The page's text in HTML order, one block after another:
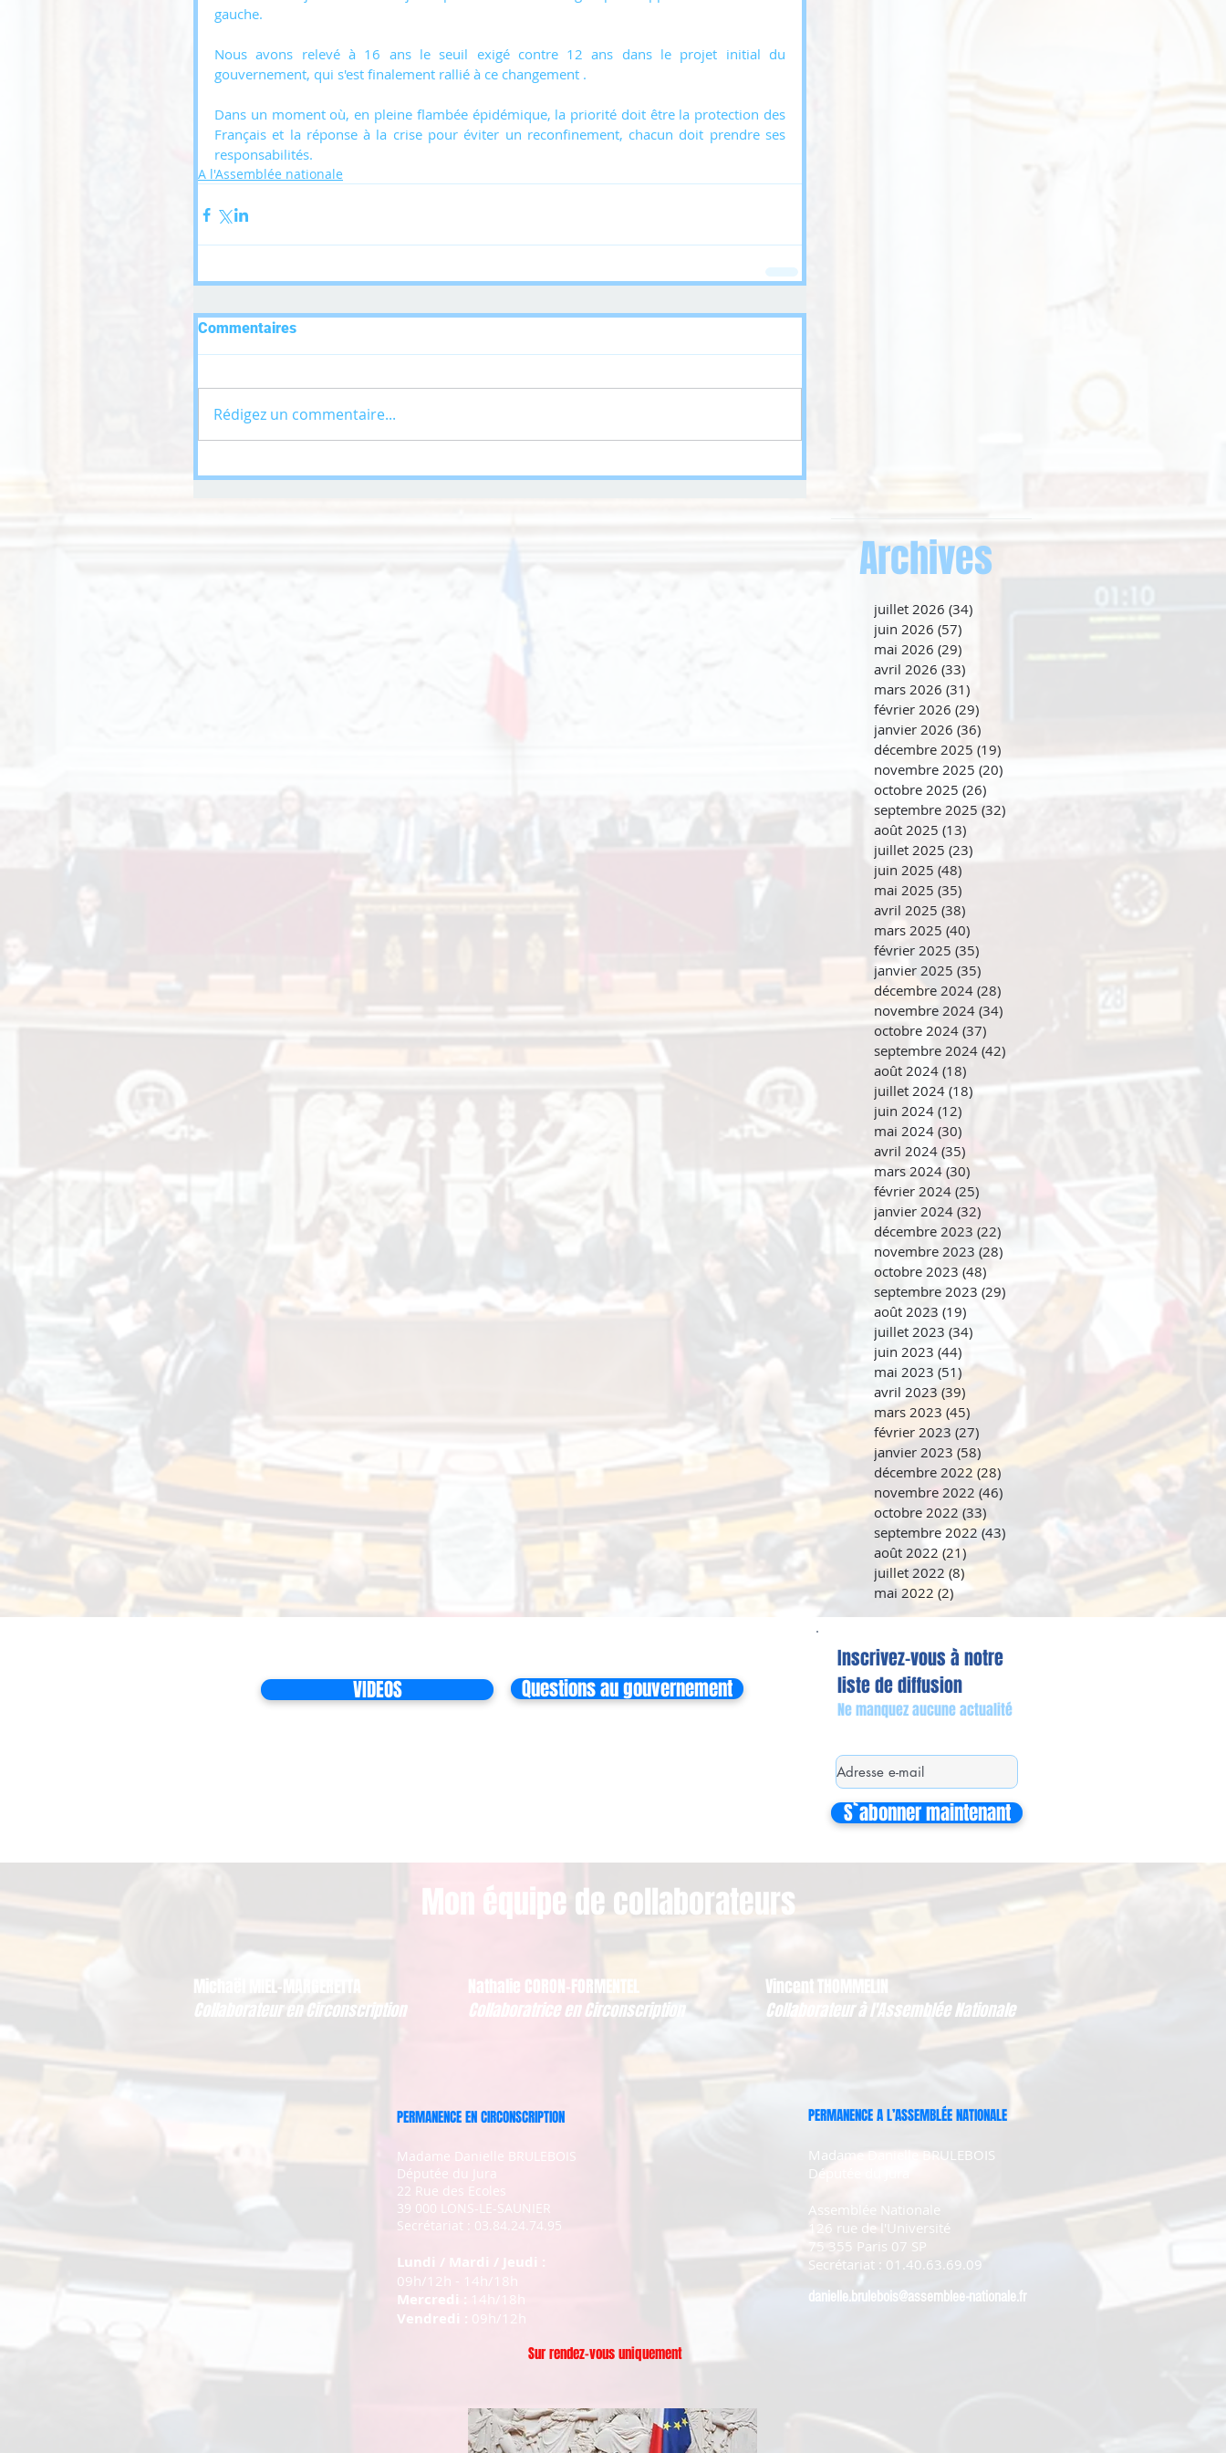
gauche.
Nous avons relevé à 16 ans le seuil exigé contre 12 ans dans le projet initial du
gouvernement, qui s'est finalement rallié à ce changement .
Dans un moment où, en pleine flambée épidémique, la priorité doit être la protection des
Français et la réponse à la crise pour éviter un reconfinement, chacun doit prendre ses
responsabilités.
A l'Assemblée nationale
Commentaires
Rédigez un commentaire...
Archives
juillet 2026 (34)
juin 2026 (57)
mai 2026 (29)
avril 2026 (33)
mars 2026 (31)
février 2026 (29)
janvier 2026 (36)
décembre 2025 (19)
novembre 2025 (20)
octobre 2025 (26)
septembre 2025 (32)
août 2025 (13)
juillet 2025 (23)
juin 2025 (48)
mai 2025 (35)
avril 2025 (38)
mars 2025 (40)
février 2025 (35)
janvier 2025 (35)
décembre 2024 (28)
novembre 2024 (34)
octobre 2024 (37)
septembre 2024 (42)
août 2024 (18)
juillet 2024 (18) 18 posts
juin 2024 (12)
mai 2024 (30)
avril 2024 (35)
mars 2024 (30) 30 posts
février 2024 (25)
janvier 2024 (32)
décembre 2023 (22)
novembre 2023 (28)
octobre 2023 (48)
septembre 2023 (29)
août 2023 (19)
juillet 2023 (34)
juin 2023 (44)
mai 2023 (51)51 posts
avril 2023 (39)
mars 2023 (45)
février 2023 (27) 27 posts
janvier 2023 (58)
décembre 2022 (28)28 posts
novembre 2022 (46)
octobre 2022 (33)
septembre 2022 (43)
août 2022 (21)21 posts
juillet 2022 (8)
mai 2022 (2)2 posts
VIDEOS Questions au gouvernement
Inscrivez-vous à notre
liste de diffusion
Ne manquez aucune actualité
S`abonner maintenant
Mon équipe de collaborateurs
Michaël MIEL-MARGERETTA
Collaborateur en Circonscription
Vincent THOMMELIN
Collaborateur à l'Assemblée Nationale
Nathalie CORON-FORMENTEL
Collaboratrice en Circonscription
PERMANENCE EN CIRCONSCRIPTION
Madame Danielle BRULEBOIS
Députée du Jura
22 Rue des Ecoles
39 000 LONS-LE-SAUNIER
Secrétariat : 03.84.24.74.95
Lundi / Mardi / Jeudi :
09h/12h - 14h/18h
Mercredi : 14h/18h
Vendredi : 09h/12h
PERMANENCE A L’ASSEMBLÉE NATIONALE
Madame Danielle BRULEBOIS
Députée du Jura
Assemblée Nationale
126 rue de l'Université
75 355 Paris 07 SP
Secrétariat : 01.40.63.69.09
danielle.brulebois@assemblee-nationale.fr
Sur rendez-vous uniquement